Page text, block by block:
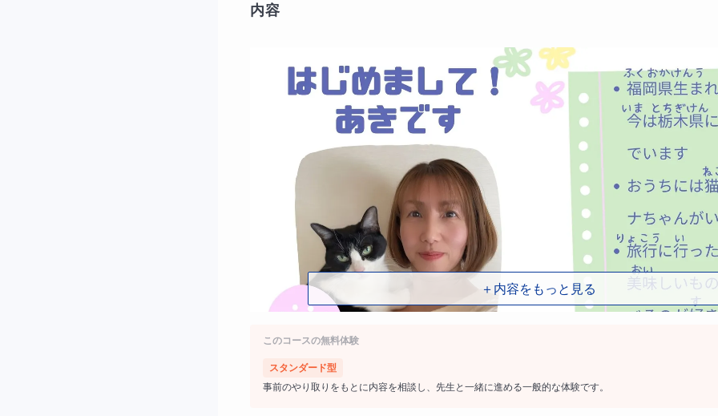
内容
＋内容をもっと見る
このコースの無料体験
スタンダード型
事前のやり取りをもとに内容を相談し、先生と一緒に進める一般的な体験です。